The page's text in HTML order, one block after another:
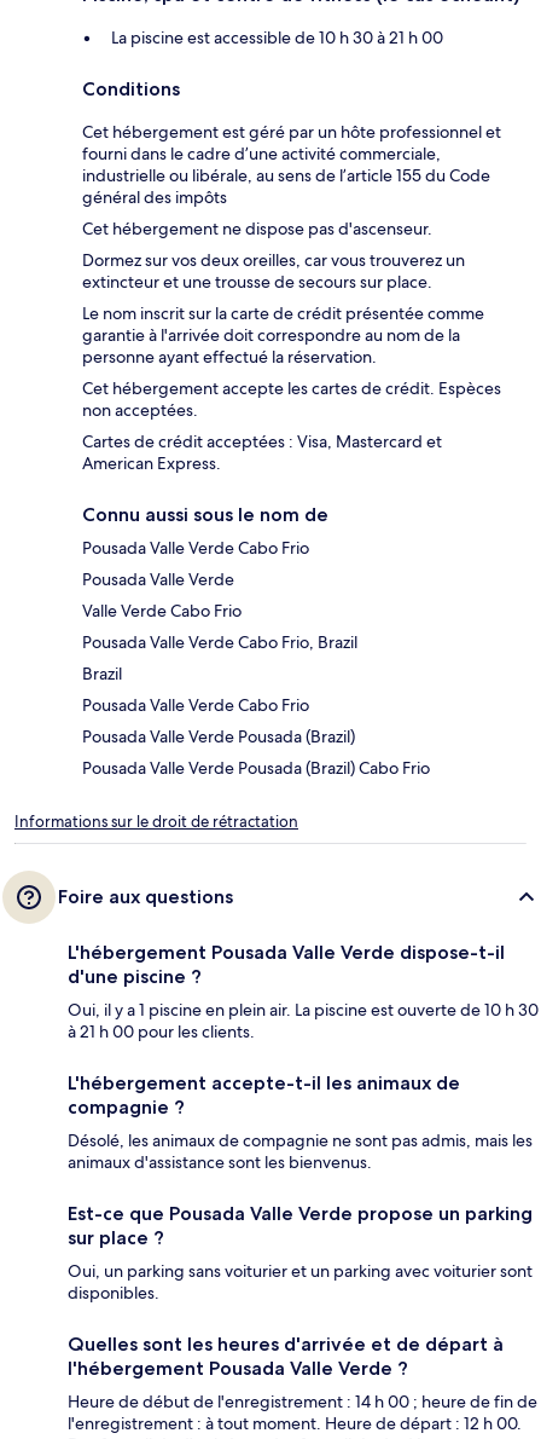
La piscine est accessible de 10 h 30 à 21 h 00
Conditions
Cet hébergement est géré par un hôte professionnel et
fourni dans le cadre d’une activité commerciale,
industrielle ou libérale, au sens de l’article 155 du Code
général des impôts
Cet hébergement ne dispose pas d'ascenseur.
Dormez sur vos deux oreilles, car vous trouverez un
extincteur et une trousse de secours sur place.
Le nom inscrit sur la carte de crédit présentée comme
garantie à l'arrivée doit correspondre au nom de la
personne ayant effectué la réservation.
Cet hébergement accepte les cartes de crédit. Espèces
non acceptées.
Cartes de crédit acceptées : Visa, Mastercard et
American Express.
Connu aussi sous le nom de
Pousada Valle Verde Cabo Frio
Pousada Valle Verde
Valle Verde Cabo Frio
Pousada Valle Verde Cabo Frio, Brazil
Brazil
Pousada Valle Verde Cabo Frio
Pousada Valle Verde Pousada (Brazil)
Pousada Valle Verde Pousada (Brazil) Cabo Frio
Informations sur le droit de rétractation
Foire aux questions
L'hébergement Pousada Valle Verde dispose-t-il
d'une piscine ?
Oui, il y a 1 piscine en plein air. La piscine est ouverte de 10 h 30
à 21 h 00 pour les clients.
L'hébergement accepte-t-il les animaux de
compagnie ?
Désolé, les animaux de compagnie ne sont pas admis, mais les
animaux d'assistance sont les bienvenus.
Est-ce que Pousada Valle Verde propose un parking
sur place ?
Oui, un parking sans voiturier et un parking avec voiturier sont
disponibles.
Quelles sont les heures d'arrivée et de départ à
l'hébergement Pousada Valle Verde ?
Heure de début de l'enregistrement : 14 h 00 ; heure de fin de
l'enregistrement : à tout moment. Heure de départ : 12 h 00.